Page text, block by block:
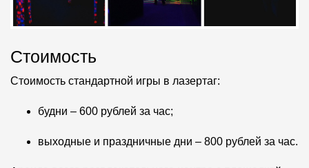
Стоимость
Стоимость стандартной игры в лазертаг:
будни – 600 рублей за час;
выходные и праздничные дни – 800 рублей за час.